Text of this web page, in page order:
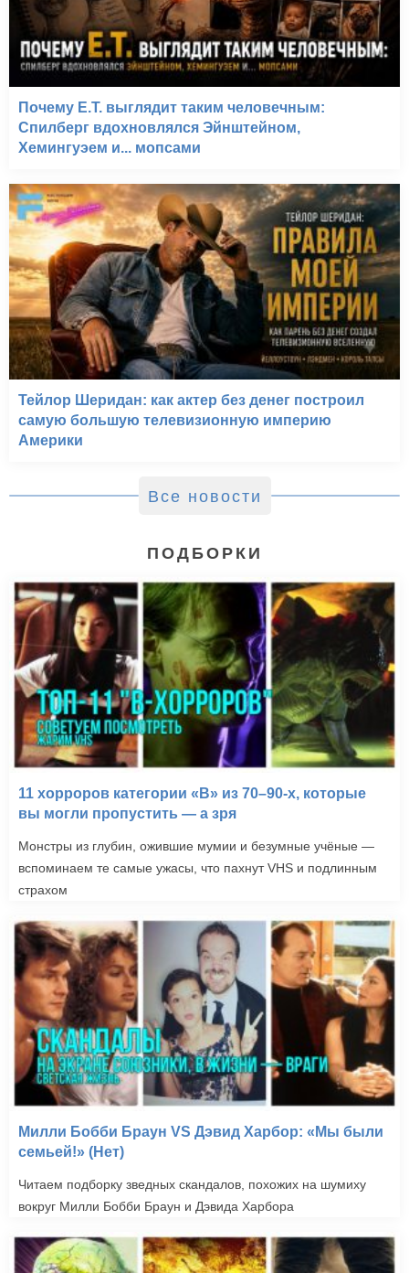
Почему E.T. выглядит таким человечным:
Спилберг вдохновлялся Эйнштейном,
Хемингуэем и... мопсами
Тейлор Шеридан: как актер без денег построил
самую большую телевизионную империю
Америки
Все новости
ПОДБОРКИ
11 хорроров категории «B» из 70–90-х, которые
вы могли пропустить — а зря
Монстры из глубин, ожившие мумии и безумные учёные —
вспоминаем те самые ужасы, что пахнут VHS и подлинным
страхом
Милли Бобби Браун VS Дэвид Харбор: «Мы были
семьей!» (Нет)
Читаем подборку зведных скандалов, похожих на шумиху
вокруг Милли Бобби Браун и Дэвида Харбора